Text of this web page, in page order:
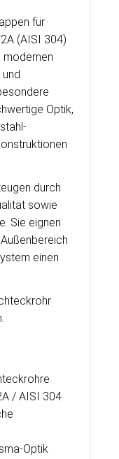
für
(AISI 304)
modernen
Optik,
durch
sowie
Sie eignen
einen
/ AISI 304
Optik